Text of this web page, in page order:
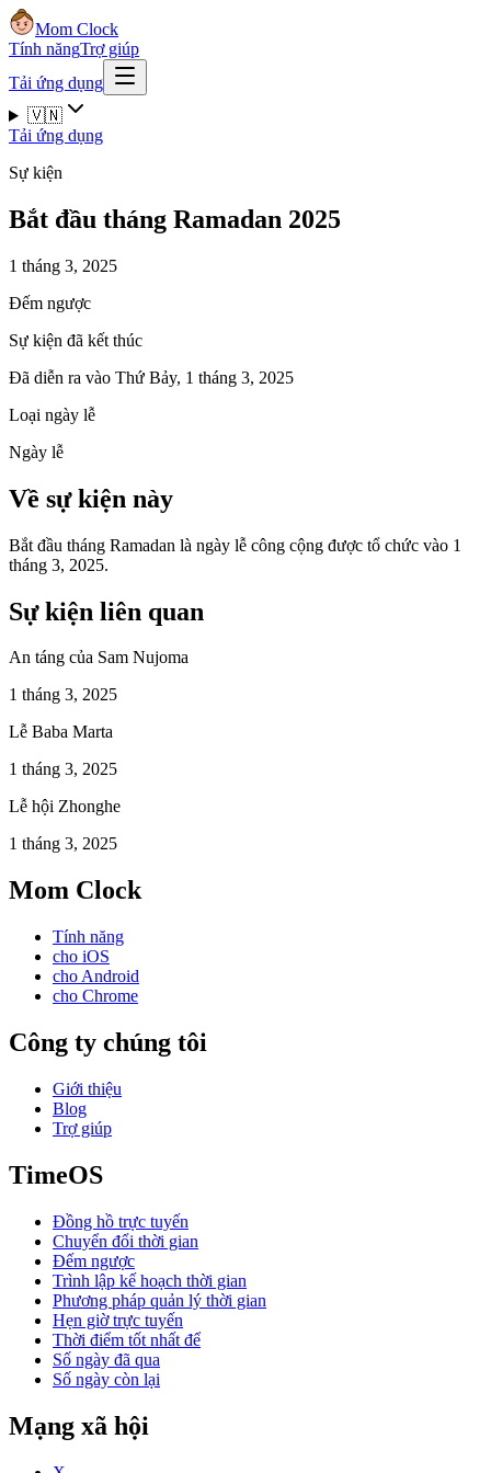
Mom Clock
Tính năngTrợ giúp
Tải ứng dụng
🇻🇳
Tải ứng dụng
Sự kiện
Bắt đầu tháng Ramadan 2025
1 tháng 3, 2025
Đếm ngược
Sự kiện đã kết thúc
Đã diễn ra vào Thứ Bảy, 1 tháng 3, 2025
Loại ngày lễ
Ngày lễ
Về sự kiện này
Bắt đầu tháng Ramadan là ngày lễ công cộng được tổ chức vào 1
tháng 3, 2025.
Sự kiện liên quan
An táng của Sam Nujoma
1 tháng 3, 2025
Lễ Baba Marta
1 tháng 3, 2025
Lễ hội Zhonghe
1 tháng 3, 2025
Mom Clock
Tính năng
cho iOS
cho Android
cho Chrome
Công ty chúng tôi
Giới thiệu
Blog
Trợ giúp
TimeOS
Đồng hồ trực tuyến
Chuyển đổi thời gian
Đếm ngược
Trình lập kế hoạch thời gian
Phương pháp quản lý thời gian
Hẹn giờ trực tuyến
Thời điểm tốt nhất để
Số ngày đã qua
Số ngày còn lại
Mạng xã hội